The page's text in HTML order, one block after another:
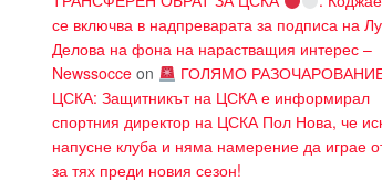
се включва в надпреварата за подписа на
Делова на фона на нарастващия интерес –
Newssocce on
ГОЛЯМО
ЦСКА: Защитникът на ЦСКА е информирал
спортния директор на ЦСКА Пол Нова, че
напусне клуба и няма намерение да играе
за тях преди новия сезон!